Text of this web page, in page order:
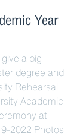
Year
a big
degree and
Rehearsal
Academic
at
2022 Photos